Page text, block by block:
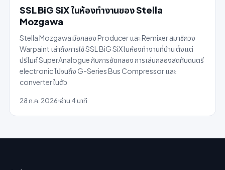
SSL BiG SiX ในห้องทำงานของ Stella
Mozgawa
Stella Mozgawa มือกลอง Producer และ Remixer สมาชิกวง
Warpaint เล่าถึงการใช้ SSL BiG SiX ในห้องทำงานที่บ้าน ตั้งแต่
ปรีไมค์ SuperAnalogue กับการอัดกลอง การเล่นกลองสดทับดนตรี
electronic ไปจนถึง G-Series Bus Compressor และ
converter ในตัว
28 ก.ค. 2026 อ่าน 4 นาที